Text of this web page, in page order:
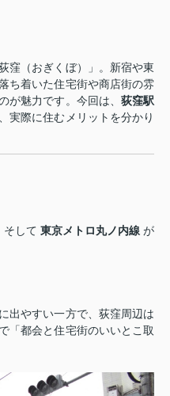
窪（おぎくぼ）」。新宿や東
ち着いた住宅街や商店街の雰
が魅力です。今回は、 荻窪駅
実際に住むメリットを分かり
そして 東京メトロ丸ノ内線 が
出やすい一方で、荻窪周辺は
「都会と住宅街のいいとこ取